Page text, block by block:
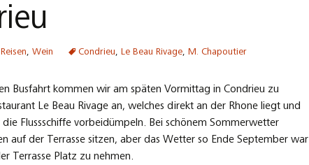
Reisen, Wein Condrieu, Le Beau Rivage, M. Chapoutier
Busfahrt kommen wir am späten Vormittag in Condrieu zu
Le Beau Rivage an, welches direkt an der Rhone liegt und
Flussschiffe vorbeidümpeln. Bei schönem Sommerwetter
auf der Terrasse sitzen, aber das Wetter so Ende September war
Terrasse Platz zu nehmen.